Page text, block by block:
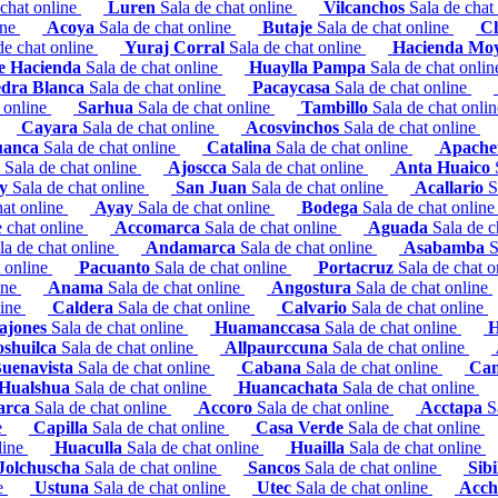
online Luren Sala de chat online Vilcanchos Sala de
Acoya Sala de chat online Butaje Sala de chat online
chat online
Yuraj Corral Sala de chat online
Hacienda
Hacienda Sala de chat online Huaylla Pampa Sala de chat
Blanca Sala de chat online Pacaycasa Sala de chat online
online
Sarhua Sala de chat online Tambillo Sala de chat
Cayara Sala de chat online Acosvinchos Sala de chat online
Sala de chat online Catalina Sala de chat online
Sala de chat online Ajoscca Sala de chat online Anta Huaico
Sala de chat online San Juan Sala de chat online Acallario
online
Ayay Sala de chat online Bodega Sala de chat online
chat online
Accomarca Sala de chat online Aguada Sala de
de chat online
Andamarca Sala de chat online Asabamba
online
Pacuanto Sala de chat online Portacruz Sala de chat
Anama Sala de chat online Angostura Sala de chat online
Caldera Sala de chat online Calvario Sala de chat online
Sala de chat online Huamanccasa Sala de chat online
Sala de chat online Allpaurccuna Sala de chat online
Sala de chat online Cabana Sala de chat online
Sala de chat online Huancachata Sala de chat online
Sala de chat online Accoro Sala de chat online Acctapa
Capilla Sala de chat online Casa Verde Sala de chat online
Huaculla Sala de chat online Huailla Sala de chat online
Sala de chat online Sancos Sala de chat online
Ustuna Sala de chat online Utec Sala de chat online